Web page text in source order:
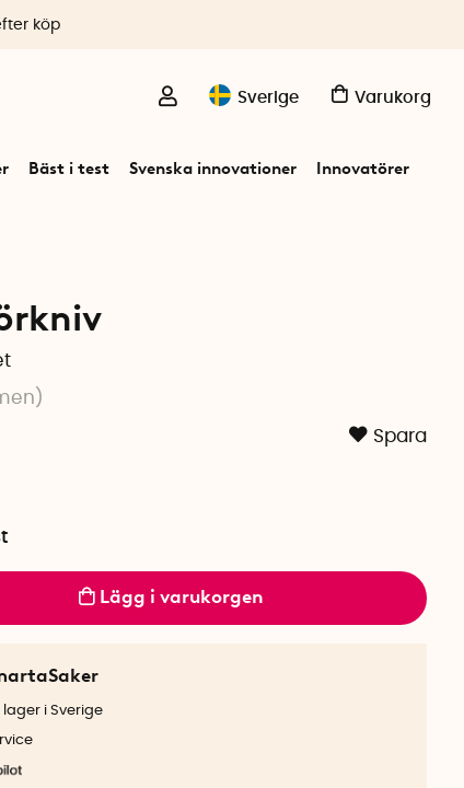
Sverige Varukorg
Bäst i test Svenska innovationer Innovatörer
köp
)
Spara
Lägg i varukorgen
i Sverige